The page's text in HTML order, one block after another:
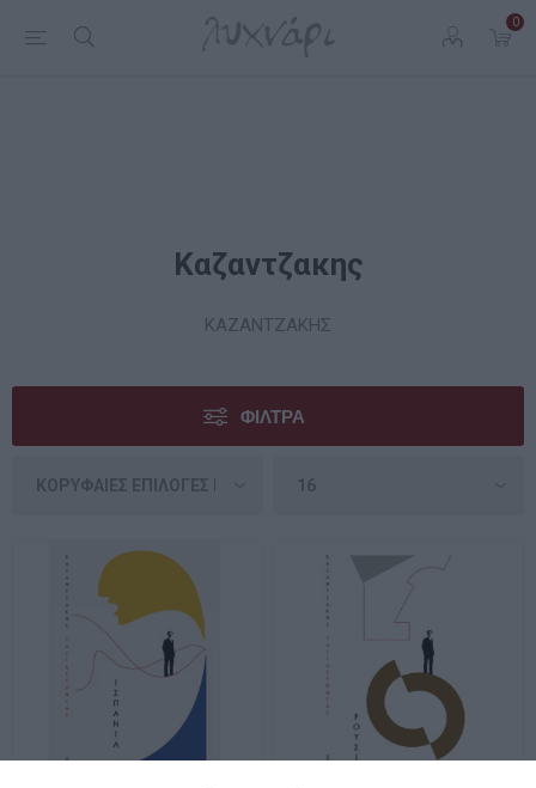
0
Καζαντζακης
ΚΑΖΑΝΤΖΑΚΗΣ
ΦΊΛΤΡΑ